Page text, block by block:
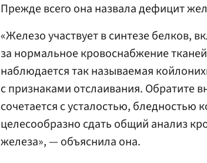
Прежде всего она назвала дефицит
«Железо участвует в синтезе белков,
за нормальное кровоснабжение
наблюдается так называемая
с признаками отслаивания. Обратите
сочетается с усталостью,
целесообразно сдать общий анализ
железа», — объяснила она.